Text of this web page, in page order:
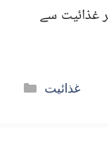
غذائیت سے
Categories
غذائیت